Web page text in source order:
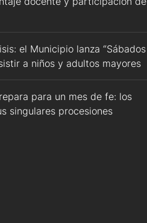
el Municipio lanza “Sábados
a niños y adultos mayores
para un mes de fe: los
singulares procesiones